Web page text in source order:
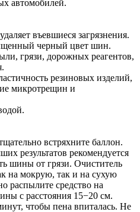
автомобилей.
въевшиеся загрязнения.
черный цвет шин.
грязи, дорожных реагентов,
резиновых изделий,
микротрещин и
встряхните баллон.
результатов рекомендуется
шины от грязи. Очиститель
на мокрую, так и на сухую
распылите средство на
с расстояния 15−20 см.
чтобы пена впиталась. Не